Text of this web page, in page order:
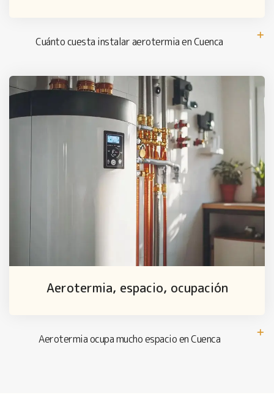
Cuánto cuesta instalar aerotermia en Cuenca
Aerotermia, espacio, ocupación
Aerotermia ocupa mucho espacio en Cuenca